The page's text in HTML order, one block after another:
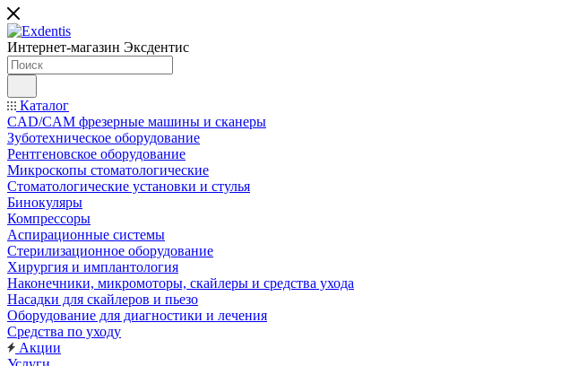
Интернет-магазин Эксдентис
Каталог
CAD/CAM фрезерные машины и сканеры
Зуботехническое оборудование
Рентгеновское оборудование
Микроскопы стоматологические
Стоматологические установки и стулья
Бинокуляры
Компрессоры
Аспирационные системы
Стерилизационное оборудование
Хирургия и имплантология
Наконечники, микромоторы, скайлеры и средства ухода
Насадки для скайлеров и пьезо
Оборудование для диагностики и лечения
Средства по уходу
Акции